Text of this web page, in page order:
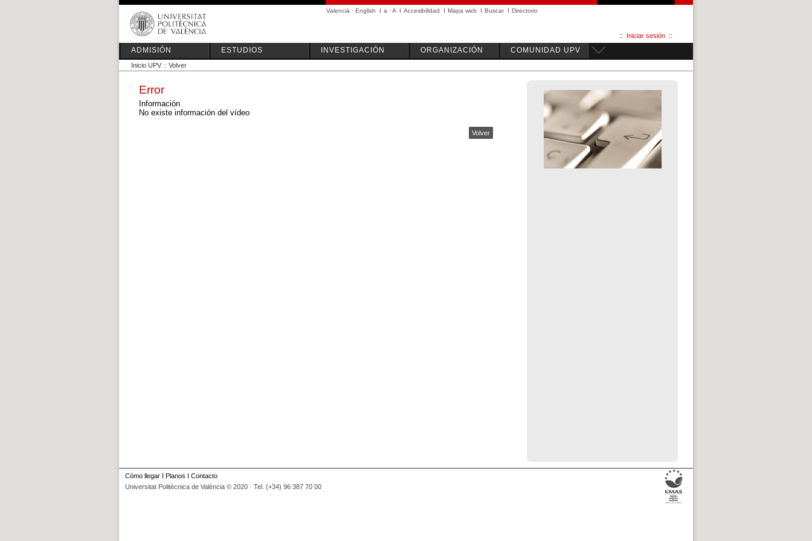
Valencià · English I a ·A I Accesibilidad I Mapa web I Buscar I Directorio
:: Iniciar sesión ::
ADMISIÓN ESTUDIOS INVESTIGACIÓN ORGANIZACIÓN COMUNIDAD UPV
Inicio UPV :: Volver
Error
Información
No existe información del vídeo
Volver
Cómo llegar I Planos I Contacto
Universitat Politècnica de València © 2020 · Tel. (+34) 96 387 70 00